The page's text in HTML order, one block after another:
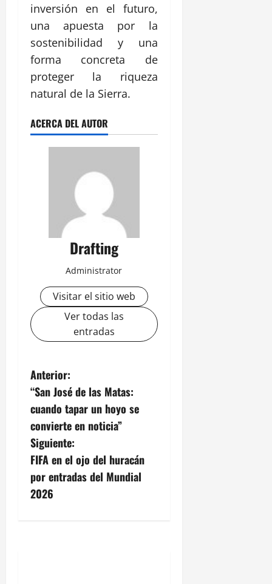
inversión en el futuro,
una apuesta por la
sostenibilidad y una
forma concreta de
proteger la riqueza
natural de la Sierra.
ACERCA DEL AUTOR
Drafting
Administrator
Visitar el sitio web
Ver todas las
entradas
N
a
v
e
g
a
Anterior:
“San José de las Matas:
cuando tapar un hoyo se
convierte en noticia”
Siguiente:
FIFA en el ojo del huracán
por entradas del Mundial
2026